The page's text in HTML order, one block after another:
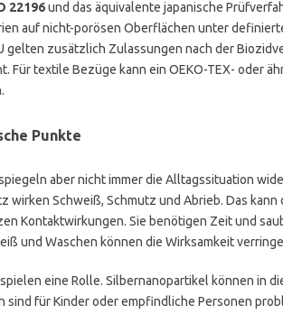
22196und das äquivalente japanische
auf nicht-porösen Oberflächen unter
gelten zusätzlich Zulassungen nach der
Für textile Bezüge kann ein OEKO-TEX- oder
Punkte
aber nicht immer die Alltagssituation
wirken Schweiß, Schmutz und Abrieb. Das kann
Kontaktwirkungen. Sie benötigen Zeit und
und Waschen können die Wirksamkeit
eine Rolle. Silbernanopartikel können in
sind für Kinder oder empfindliche Personen